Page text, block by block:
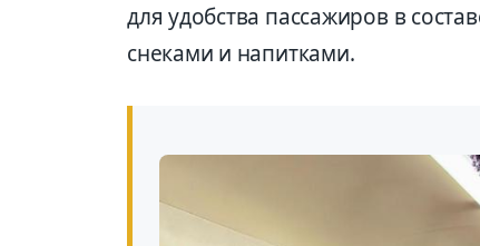
для удобства пассажиров в
снеками и напитками.